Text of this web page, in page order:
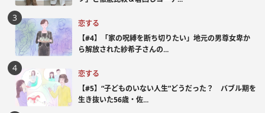
恋する
【#4】「家の呪縛を断ち切りたい」地元の男尊女卑か
ら解放された紗希子さんの...
恋する
【#5】“子どものいない人生”どうだった？ バブル期を
生き抜いた56歳・佐...